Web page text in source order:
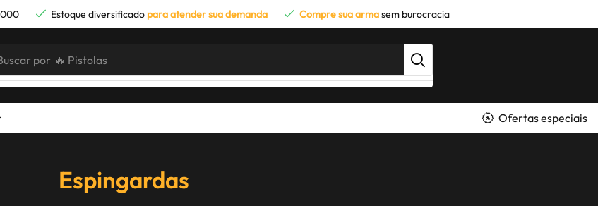
Estoque diversificado para atender sua demanda Compre sua armasem burocracia
por 🔥 Pistolas
Ofertas especiais
Espingardas